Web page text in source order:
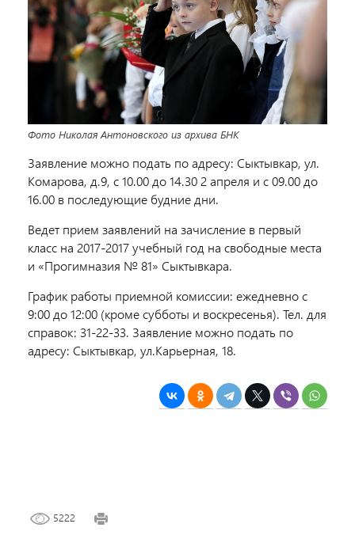
Фото Николая Антоновского из архива БНК
Заявление можно подать по адресу: Сыктывкар, ул.
Комарова, д.9, с 10.00 до 14.30 2 апреля и с 09.00 до
16.00 в последующие будние дни.
Ведет прием заявлений на зачисление в первый
класс на 2017-2017 учебный год на свободные места
и «Прогимназия № 81» Сыктывкара.
График работы приемной комиссии: ежедневно с
9:00 до 12:00 (кроме субботы и воскресенья). Тел. для
справок: 31-22-33. Заявление можно подать по
адресу: Сыктывкар, ул.Карьерная, 18.
5222